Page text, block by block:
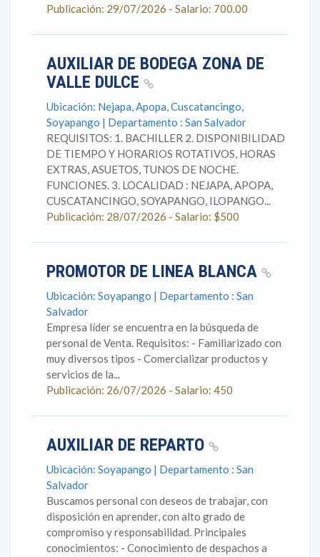
Publicación: 29/07/2026 - Salario: 700.00
AUXILIAR DE BODEGA ZONA DE
VALLE DULCE
Ubicación: Nejapa, Apopa, Cuscatancingo,
Soyapango | Departamento : San Salvador
REQUISITOS: 1. BACHILLER 2. DISPONIBILIDAD
DE TIEMPO Y HORARIOS ROTATIVOS, HORAS
EXTRAS, ASUETOS, TUNOS DE NOCHE.
FUNCIONES. 3. LOCALIDAD : NEJAPA, APOPA,
CUSCATANCINGO, SOYAPANGO, ILOPANGO...
Publicación: 28/07/2026 - Salario: $500
PROMOTOR DE LINEA BLANCA
Ubicación: Soyapango | Departamento : San
Salvador
Empresa líder se encuentra en la búsqueda de
personal de Venta. Requisitos: - Familiarizado con
muy diversos tipos - Comercializar productos y
servicios de la...
Publicación: 26/07/2026 - Salario: 450
AUXILIAR DE REPARTO
Ubicación: Soyapango | Departamento : San
Salvador
Buscamos personal con deseos de trabajar, con
disposición en aprender, con alto grado de
compromiso y responsabilidad. Principales
conocimientos: - Conocimiento de despachos a